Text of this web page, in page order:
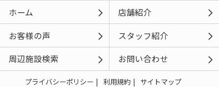
ホーム
店舗紹介
お客様の声
スタッフ紹介
周辺施設検索
お問い合わせ
プライバシーポリシー 利用規約 サイトマップ